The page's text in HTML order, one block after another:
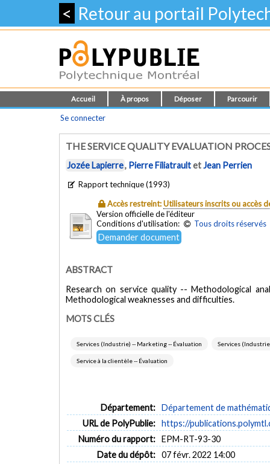
< Retour au portail
Accueil À propos Déposer Parcourir
Se connecter
THE SERVICE QUALITY EVALUATION
Jozée Lapierre, Pierre FiliatraultetJean Perrien
Rapport technique (1993)
Accès restreint:Utilisateurs inscrits ou accès
Version officielle de l'éditeur
Conditions d'utilisation:
Tous droits réservés
Demander document
ABSTRACT
Research on service quality -- Methodological
Methodological weaknesses and difficulties.
MOTS CLÉS
Services (Industrie) -- Marketing -- Évaluation Services
Service à la clientèle -- Évaluation
Département: Département de
URL de PolyPublie: https://
Numéro du rapport: EPM-RT-93-30
Date du dépôt: 07 févr. 2022 14:00